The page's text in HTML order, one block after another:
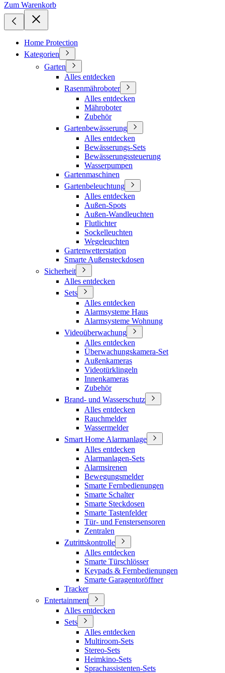
Zum Warenkorb
Home Protection
Kategorien
Garten
Alles entdecken
Rasenmähroboter
Alles entdecken
Mähroboter
Zubehör
Gartenbewässerung
Alles entdecken
Bewässerungs-Sets
Bewässerungssteuerung
Wasserpumpen
Gartenmaschinen
Gartenbeleuchtung
Alles entdecken
Außen-Spots
Außen-Wandleuchten
Flutlichter
Sockelleuchten
Wegeleuchten
Gartenwetterstation
Smarte Außensteckdosen
Sicherheit
Alles entdecken
Sets
Alles entdecken
Alarmsysteme Haus
Alarmsysteme Wohnung
Videoüberwachung
Alles entdecken
Überwachungskamera-Set
Außenkameras
Videotürklingeln
Innenkameras
Zubehör
Brand- und Wasserschutz
Alles entdecken
Rauchmelder
Wassermelder
Smart Home Alarmanlage
Alles entdecken
Alarmanlagen-Sets
Alarmsirenen
Bewegungsmelder
Smarte Fernbedienungen
Smarte Schalter
Smarte Steckdosen
Smarte Tastenfelder
Tür- und Fenstersensoren
Zentralen
Zutrittskontrolle
Alles entdecken
Smarte Türschlösser
Keypads & Fernbedienungen
Smarte Garagentoröffner
Tracker
Entertainment
Alles entdecken
Sets
Alles entdecken
Multiroom-Sets
Stereo-Sets
Heimkino-Sets
Sprachassistenten-Sets